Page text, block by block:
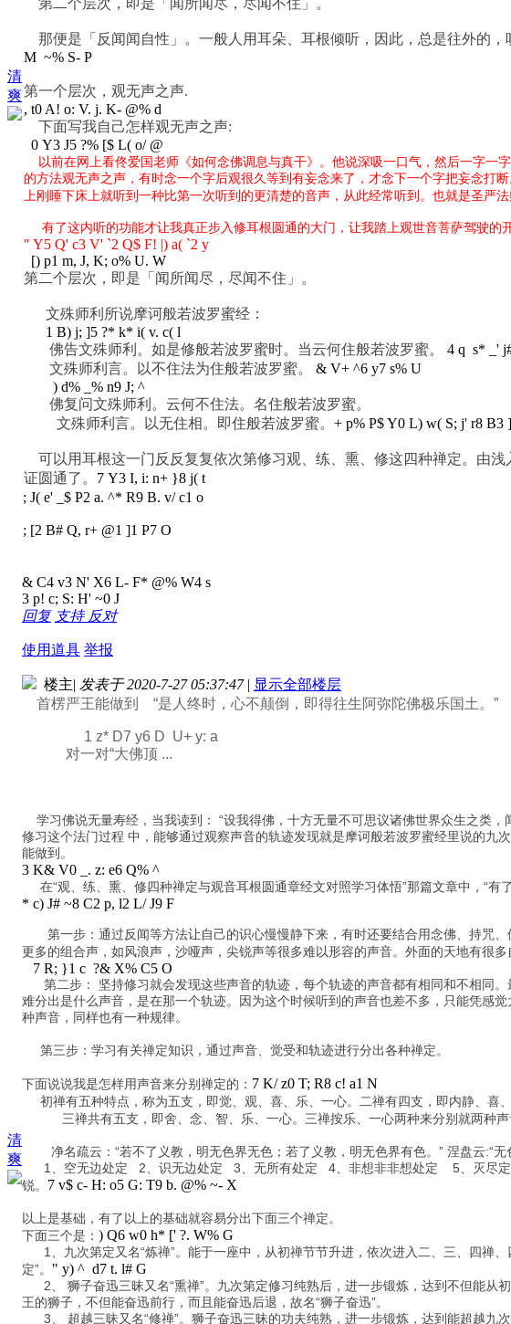
清
爽
那便是「反闻闻自性」。一般人用耳朵、耳根倾听，因此，总是往外的
M ~% S- P
第一个层次，观无声之声.
, t0 A! o: V. j. K- @% d
下面写我自己怎样观无声之声:
0 Y3 J5 ?% [$ L( o/ @
以前在网上看佟爱国老师《如何念佛调息与真干》。他说深吸一口气，然后一字
的方法观无声之声，有时念一个字后观很久等到有妄念来了，才念下一个字把妄念打
上刚睡下床上就听到一种比第一次听到的更清楚的音声，从此经常听到。也就是圣严
有了这内听的功能才让我真正步入修耳根圆通的大门，让我踏上观世音菩萨驾驶的
" Y5 Q' c3 V' `2 Q$ F! |) a( `2 y
[) p1 m, J, K; o% U. W
第二个层次，即是「闻所闻尽，尽闻不住」。
文殊师利所说摩诃般若波罗蜜经：
1 B) j; ]5 ?* k* i( v. c( l
佛告文殊师利。如是修般若波罗蜜时。当云何住般若波罗蜜。 4 q s* _'
文殊师利言。以不住法为住般若波罗蜜。 & V+ ^6 y7 s% U
) d% _% n9 J; ^
佛复问文殊师利。云何不住法。名住般若波罗蜜。
文殊师利言。以无住相。即住般若波罗蜜。 + p% P$ Y0 L) w( S; j' r8 B3
可以用耳根这一门反反复复依次第修习观、练、熏、修这四种禅定。由
证圆通了。 7 Y3 I, i: n+ }8 j( t
; J( e' _$ P2 a. ^* R9 B. v/ c1 o
; [2 B# Q, r+ @1 ]1 P7 O
& C4 v3 N' X6 L- F* @% W4 s
3 p! c; S: H' ~0 J
回复 支持 反对
使用道具 举报
清
爽
楼主| 发表于 2020-7-27 05:37:47 | 显示全部楼层
首楞严王能做到 “是人终时，心不颠倒，即得往生阿弥陀佛极乐国土。”
1 z* D7 y6 D U+ y: a
对一对“大佛顶 ...
学习佛说无量寿经，当我读到： “设我得佛，十方无量不可思议诸佛世界众生之类
修习这个法门过程 中，能够通过观察声音的轨迹发现就是摩诃般若波罗蜜经里说的九
能做到。
3 K& V0 _. z: e6 Q% ^
在“观、练、熏、修四种禅定与观音耳根圆通章经文对照学习体悟”那篇文章中，“有
* c) J# ~8 C2 p, l2 L/ J9 F
第一步：通过反闻等方法让自己的识心慢慢静下来，有时还要结合用念佛、持咒、
更多的组合声，如风浪声，沙哑声，尖锐声等很多难以形容的声音。外面的天地有很
7 R; }1 c ?& X% C5 O
第二步： 坚持修习就会发现这些声音的轨迹，每个轨迹的声音都有相同和不相同
难分出是什么声音，是在那一个轨迹。因为这个时候听到的声音也差不多，只能凭感
种声音，同样也有一种规律。
第三步：学习有关禅定知识，通过声音、觉受和轨迹进行分出各种禅定。
下面说说我是怎样用声音来分别禅定的： 7 K/ z0 T; R8 c! a1 N
初禅有五种特点，称为五支，即觉、观、喜、乐、一心。二禅有四支，即内静、喜
三禅共有五支，即舍、念、智、乐、一心。三禅按乐、一心两种来分别就两种声
净名疏云：“若不了义教，明无色界无色；若了义教，明无色界有色。” 涅盘云:“无
1、空无边处定 2、识无边处定 3、无所有处定 4、非想非非想处定 5、灭尽定。
锐。 7 v$ c- H: o5 G: T9 b. @% ~- X
以上是基础，有了以上的基础就容易分出下面三个禅定。
下面三个是： ) Q6 w0 h* [' ?. W% G
1、九次第定又名“炼禅”。能于一座中，从初禅节节升进，依次进入二、三、四禅
定”。 " y) ^ d7 t. l# G
2、 狮子奋迅三昧又名“熏禅”。九次第定修习纯熟后，进一步锻炼，达到不但能从
王的狮子，不但能奋迅前行，而且能奋迅后退，故名“狮子奋迅”。
3、 超越三昧又名“修禅”。狮子奋迅三昧的功夫纯熟，进一步锻炼，达到能超越九